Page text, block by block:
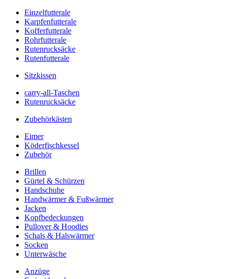
Einzelfutterale
Karpfenfutterale
Kofferfutterale
Rohrfutterale
Rutenrucksäcke
Rutenfutterale
Sitzkissen
carry-all-Taschen
Rutenrucksäcke
Zubehörkästen
Eimer
Köderfischkessel
Zubehör
Brillen
Gürtel & Schürzen
Handschuhe
Handwärmer & Fußwärmer
Jacken
Kopfbedeckungen
Pullover & Hoodies
Schals & Halswärmer
Socken
Unterwäsche
Anzüge